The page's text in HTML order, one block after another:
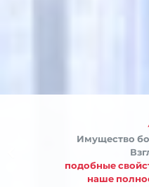
Имущество
подобные
наше